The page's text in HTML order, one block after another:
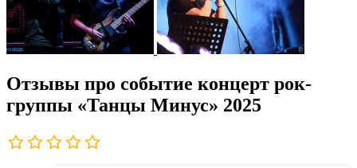
Отзывы про событие концерт рок-
группы «Танцы Минус» 2025